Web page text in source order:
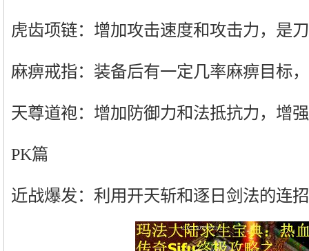
虎齿项链：增加攻击速度和攻击力，是
麻痹戒指：装备后有一定几率麻痹目标
天尊道袍：增加防御力和法抵抗力，增
PK篇
近战爆发：利用开天斩和逐日剑法的连